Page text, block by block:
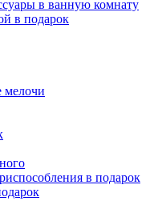
в ванную комнату
в подарок
мелочи
в подарок